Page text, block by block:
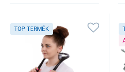
TOP TERMÉK